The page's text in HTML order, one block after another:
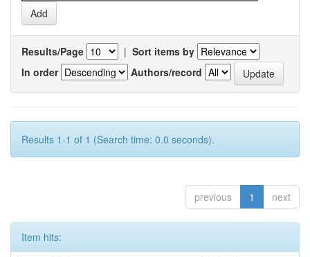
Results/Page | Sort items by
In order
Authors/record
Results 1-1 of 1 (Search time: 0.0 seconds).
previous 1 next
Item hits: